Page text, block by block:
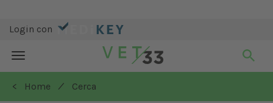
Login con
Toggle
navigation
< Home
/ Cerca